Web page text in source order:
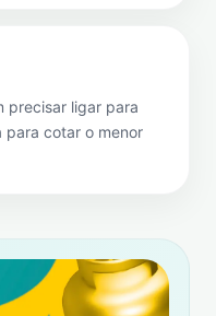
precisar ligar para
para cotar o menor